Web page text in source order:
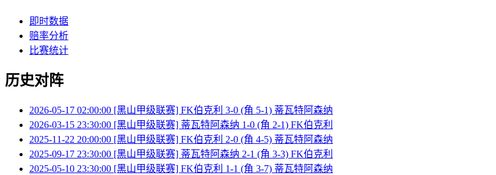
即时数据
赔率分析
比赛统计
历史对阵
2026-05-17 02:00:00 [黑山甲级联赛] FK伯克利 3-0 (角 5-1) 蒂瓦特阿森纳
2026-03-15 23:30:00 [黑山甲级联赛] 蒂瓦特阿森纳 1-0 (角 2-1) FK伯克利
2025-11-22 20:00:00 [黑山甲级联赛] FK伯克利 2-0 (角 4-5) 蒂瓦特阿森纳
2025-09-17 23:30:00 [黑山甲级联赛] 蒂瓦特阿森纳 2-1 (角 3-3) FK伯克利
2025-05-10 23:30:00 [黑山甲级联赛] FK伯克利 1-1 (角 3-7) 蒂瓦特阿森纳